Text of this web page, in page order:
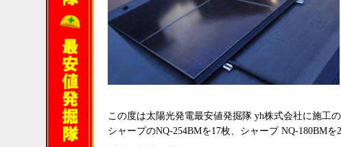
この度は太陽光発電最安値発掘隊 yh株式会社に施工
シャープのNQ-254BMを17枚、シャープ NQ-180BM